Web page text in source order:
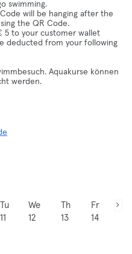
swimming.
will be hanging after the
the QR Code.
5 to your customer wallet
deducted from your following
Aquakurse können
werden.
Tu
11
We
12
Th
13
Fr
14